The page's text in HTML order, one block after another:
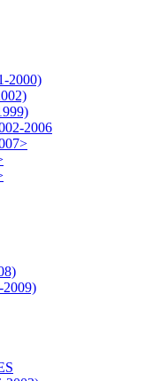
2000)
2006